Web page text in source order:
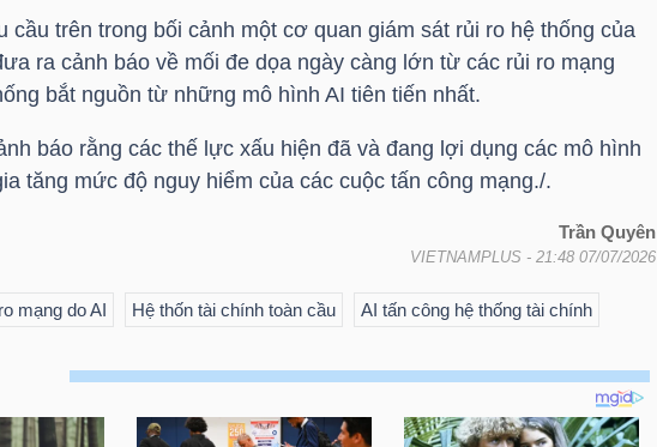
cầu trên trong bối cảnh một cơ quan giám sát rủi ro hệ thống của
ra cảnh báo về mối đe dọa ngày càng lớn từ các rủi ro mạng
bắt nguồn từ những mô hình AI tiên tiến nhất.
báo rằng các thế lực xấu hiện đã và đang lợi dụng các mô hình
tăng mức độ nguy hiểm của các cuộc tấn công mạng./.
Trần Quyên
VIETNAMPLUS - 21:48 07/07/2026
mạng do AI Hệ thốn tài chính toàn cầu AI tấn công hệ thống tài chính